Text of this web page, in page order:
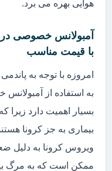
هوایی بهره می برد.
آمبولانس خصوصی در
با قیمت مناسب
امروزه با توجه به
به استفاده از
بسیار اهمیت دارد زیرا
بیماری به جز کرونا
ویروس کرونا به دلیل
ممکن است که به مرگ